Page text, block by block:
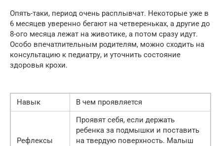
Опять-таки, период очень расплывчат. Некоторые уже в
6 месяцев уверенно бегают на четвереньках, а другие до
8-ого месяца лежат на животике, а потом сразу идут.
Особо впечатлительным родителям, можно сходить на
консультацию к педиатру, и уточнить состояние
здоровья крохи.
Навык В чем проявляется
Рефлексы
Проявят себя, если держать
ребенка за подмышки и поставить
на твердую поверхность. Малыш